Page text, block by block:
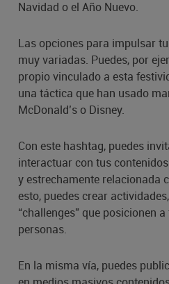
Navidad o el Año Nuevo.
Las opciones para impulsar
muy variadas. Puedes, por
propio vinculado a esta
una táctica que han usado
McDonald’s o Disney.
Con este hashtag, puedes
interactuar con tus
y estrechamente relacionada
esto, puedes crear
“challenges” que posicionen
personas.
En la misma vía, puedes